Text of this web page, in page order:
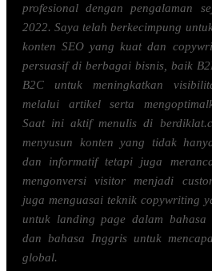
profesional dengan pengalaman
2022. Saya telah berkecimpung
konten SEO yang kuat dan
persuasif di berbagai bisnis, baik
B2C untuk meningkatkan
melalui artikel serta
Saat ini aktif menulis di
menyusun konten yang tidak
dan informatif tetapi juga
mengonversi visitor menjadi
juga menguasai teknik copywriting
untuk landing page dalam bahasa
dan bahasa Inggris untuk
global.